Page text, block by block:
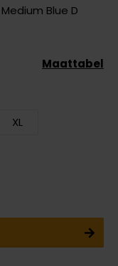
- Medium Blue D
XL
Maattabel